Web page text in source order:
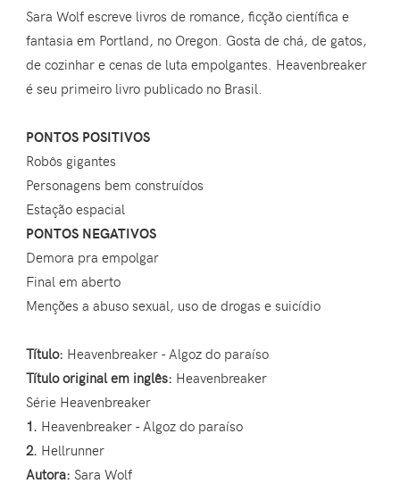
Sara Wolf escreve livros de romance, ficção científica e
fantasia em Portland, no Oregon. Gosta de chá, de gatos,
de cozinhar e cenas de luta empolgantes. Heavenbreaker
é seu primeiro livro publicado no Brasil.
PONTOS POSITIVOS
Robôs gigantes
Personagens bem construídos
Estação espacial
PONTOS NEGATIVOS
Demora pra empolgar
Final em aberto
Menções a abuso sexual, uso de drogas e suicídio
Título: Heavenbreaker - Algoz do paraíso
Título original em inglês: Heavenbreaker
Série Heavenbreaker
1. Heavenbreaker - Algoz do paraíso
2. Hellrunner
Autora: Sara Wolf